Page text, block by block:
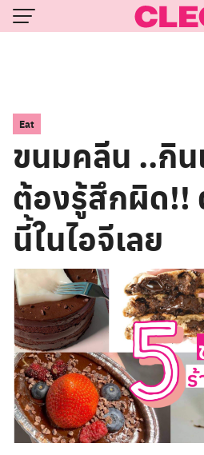
Skip
to
Eat
ขนมคลีน ..กิน
ต้องรู้สึกผิด!!
นี้ในไอจีเลย